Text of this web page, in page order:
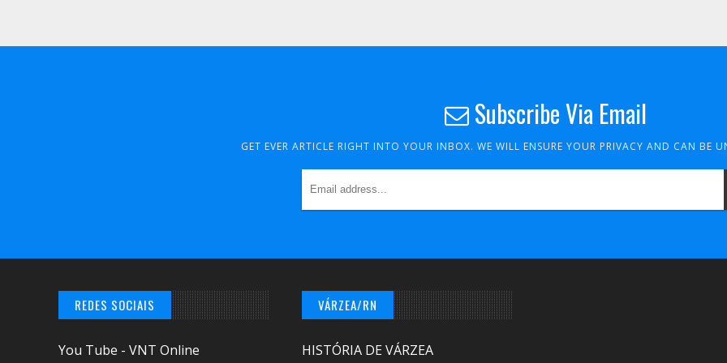
Subscribe Via Email
GET EVER ARTICLE RIGHT INTO YOUR INBOX. WE WILL ENSURE YOUR PRIVACY AND CAN BE
REDES SOCIAIS
You Tube - VNT Online
VÁRZEA/RN
HISTÓRIA DE VÁRZEA